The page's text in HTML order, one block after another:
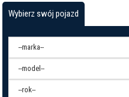
Wybierz swój pojazd